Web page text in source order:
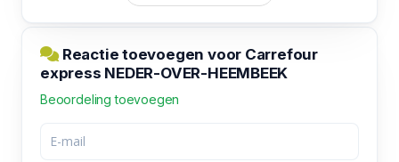
Reactie toevoegen voor Carrefour
express NEDER-OVER-HEEMBEEK
Beoordeling toevoegen